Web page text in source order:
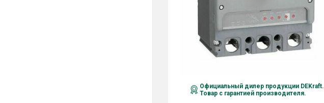
Официальный дилер продукции DEKraft.
Товар с гарантией производителя.